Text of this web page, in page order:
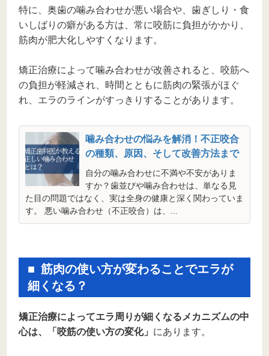
特に、奥歯の噛み合わせが悪い場合や、歯ぎしり・食
いしばりの癖がある方は、常に咬筋に負担がかかり、
筋肉が肥大化しやすくなります。
矯正治療によって噛み合わせが改善されると、咬筋へ
の負担が軽減され、時間とともに筋肉の緊張がほぐ
れ、エラのラインがすっきりすることがあります。
噛み合わせの悩みを解消！不正咬合
の種類、原因、そして改善方法まで
自分の噛み合わせに不満や不安がありま
すか？歯並びや噛み合わせは、単なる見
た目の問題ではなく、実は全身の健康と深く関わっていま
す。 悪い噛み合わせ（不正咬合）は、...
筋肉の使い方が変わることでエラが
細くなる？
矯正治療によってエラ周りが細くなるメカニズムの中
心は、「咬筋の使い方の変化」 にあります。